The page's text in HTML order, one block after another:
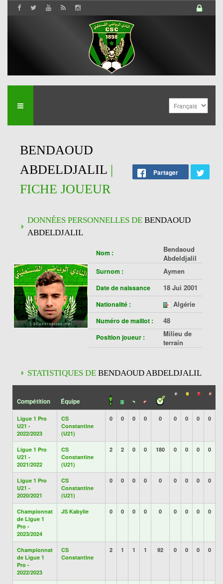
BENDAOUD
ABDELDJALIL |
FICHE JOUEUR
Partager
DONNÉES PERSONNELLES DE BENDAOUD
ABDELDJALIL
Nom :
Bendaoud
Abdeldjalil
Surnom : Aymen
Date de naissance 18 Jui 2001
Nationalité : Algérie
Numéro de maillot : 48
Position joueur :
Milieu de
terrain
STATISTIQUES DE BENDAOUD ABDELDJALIL
Compétition Équipe
Ligue 1 Pro
U21 -
2022/2023
CS
Constantine
(U21)
0 0 0 0 0 0 0 0 0
Ligue 1 Pro
U21 -
2021/2022
CS
Constantine
(U21)
2 2 0 0 180 0 0 0 0
Ligue 1 Pro
U21 -
2020/2021
CS
Constantine
(U21)
0 0 0 0 0 0 0 0 0
Championnat
de Ligue 1
Pro -
2023/2024
JS Kabylie 0 0 0 0 0 0 0 0 0
Championnat
de Ligue 1
Pro -
2022/2023
CS
Constantine
2 1 1 1 92 0 0 0 0